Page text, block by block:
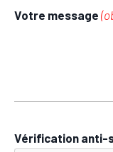
Votre message
Vérification anti-